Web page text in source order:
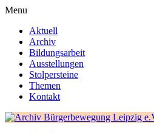
Menu
Aktuell
Archiv
Bildungsarbeit
Ausstellungen
Stolpersteine
Themen
Kontakt